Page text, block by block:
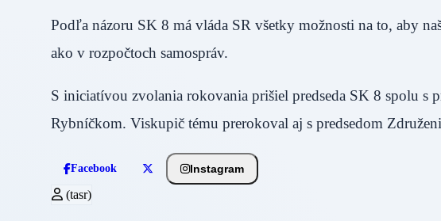
Podľa názoru SK 8 má vláda SR všetky možnosti na to, aby
ako v rozpočtoch samospráv.
S iniciatívou zvolania rokovania prišiel predseda SK 8 spolu s
Rybníčkom. Viskupič tému prerokoval aj s predsedom
Facebook Instagram
(tasr)